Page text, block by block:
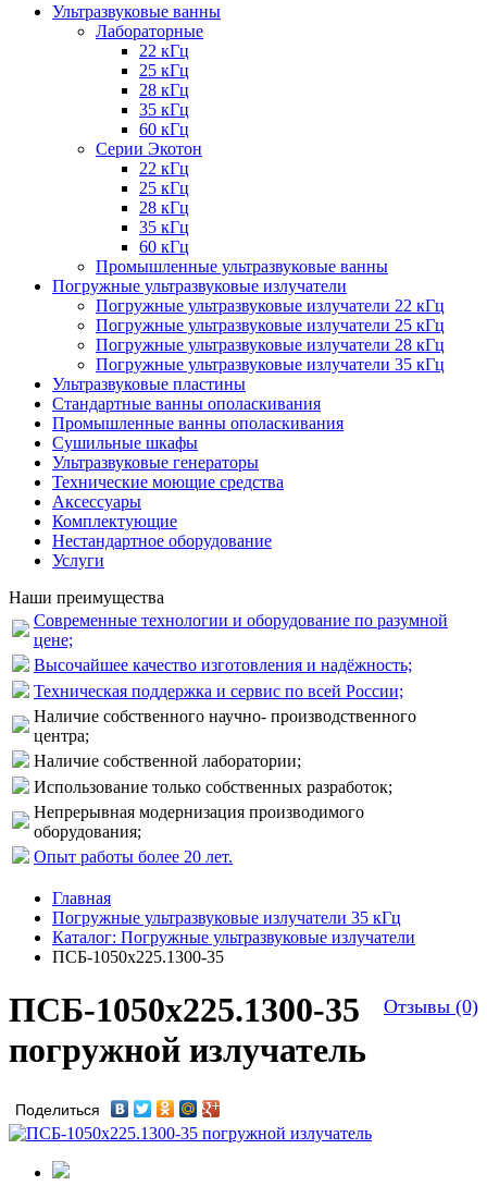
Ультразвуковые ванны
Лабораторные
22 кГц
25 кГц
28 кГц
35 кГц
60 кГц
Серии Экотон
22 кГц
25 кГц
28 кГц
35 кГц
60 кГц
Промышленные ультразвуковые ванны
Погружные ультразвуковые излучатели
Погружные ультразвуковые излучатели 22 кГц
Погружные ультразвуковые излучатели 25 кГц
Погружные ультразвуковые излучатели 28 кГц
Погружные ультразвуковые излучатели 35 кГц
Ультразвуковые пластины
Стандартные ванны ополаскивания
Промышленные ванны ополаскивания
Сушильные шкафы
Ультразвуковые генераторы
Технические моющие средства
Аксессуары
Комплектующие
Нестандартное оборудование
Услуги
Наши преимущества
Современные технологии и оборудование по разумной
цене;
Высочайшее качество изготовления и надёжность;
Техническая поддержка и сервис по всей России;
Наличие собственного научно- производственного
центра;
Наличие собственной лаборатории;
Использование только собственных разработок;
Непрерывная модернизация производимого
оборудования;
Опыт работы более 20 лет.
Главная
Погружные ультразвуковые излучатели 35 кГц
Каталог: Погружные ультразвуковые излучатели
ПСБ-1050х225.1300-35
Отзывы (0)
ПСБ-1050х225.1300-35
погружной излучатель
Поделиться